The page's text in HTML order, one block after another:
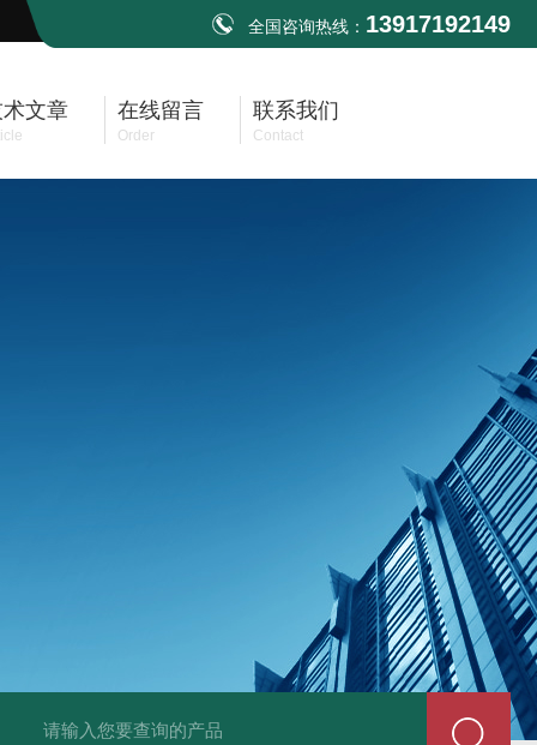
全国咨询热线： 13917192149
文章 在线留言
Order
联系我们
Contact
HT808300kg带座椅轮椅秤 血透室轮椅